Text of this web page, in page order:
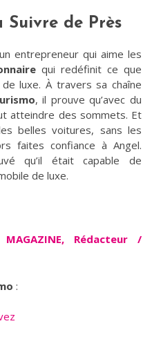
de Près
entrepreneur qui aime les
qui redéfinit ce que
luxe. À travers sa chaîne
, il prouve qu’avec du
atteindre des sommets. Et
belles voitures, sans les
faites confiance à Angel.
qu’il était capable de
de luxe.
Rédacteur /
: